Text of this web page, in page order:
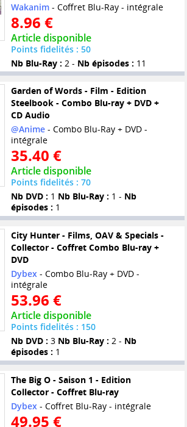
Wakanim- Coffret Blu-Ray - intégrale
8.96 €
Article disponible
Points fidelités : 50
Nb Blu-Ray : 2 - Nb épisodes : 11
Garden of Words - Film - Edition
Steelbook - Combo Blu-ray + DVD +
CD Audio
@Anime- Combo Blu-Ray + DVD -
intégrale
35.40 €
Article disponible
Points fidelités : 70
Nb DVD : 1 Nb Blu-Ray : 1 - Nb
épisodes : 1
City Hunter - Films, OAV & Specials -
Collector - Coffret Combo Blu-ray +
DVD
Dybex- Combo Blu-Ray + DVD -
intégrale
53.96 €
Article disponible
Points fidelités : 150
Nb DVD : 3 Nb Blu-Ray : 2 - Nb
épisodes : 1
The Big O - Saison 1 - Edition
Collector - Coffret Blu-ray
Dybex- Coffret Blu-Ray - intégrale
49.95 €